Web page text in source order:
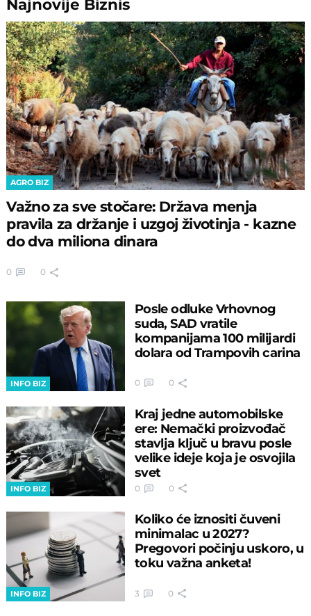
Najnovije Biznis
AGRO BIZ
Važno za sve stočare: Država menja
pravila za držanje i uzgoj životinja - kazne
do dva miliona dinara
0 0
INFO BIZ
Posle odluke Vrhovnog
suda, SAD vratile
kompanijama 100 milijardi
dolara od Trampovih carina
0 0
INFO BIZ
Kraj jedne automobilske
ere: Nemački proizvođač
stavlja ključ u bravu posle
velike ideje koja je osvojila
svet
0 0
INFO BIZ
Koliko će iznositi čuveni
minimalac u 2027?
Pregovori počinju uskoro, u
toku važna anketa!
3 0